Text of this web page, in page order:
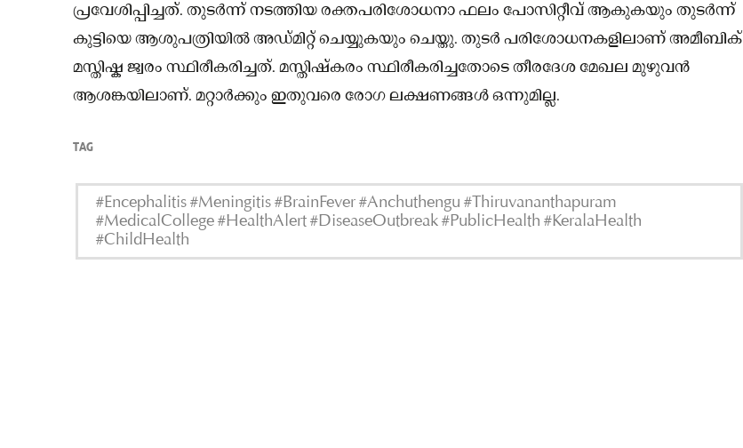
പ്രവേശിപ്പിച്ചത്. തുടർന്ന് നടത്തിയ രക്തപരിശോധനാ ഫലം പോസിറ്റീവ് ആകുകയും തുടർന്ന്
കുട്ടിയെ ആശുപത്രിയിൽ അഡ്മിറ്റ് ചെയ്യുകയും ചെയ്തു. തുടർ പരിശോധനകളിലാണ് അമീബിക്
മസ്തിഷ്ക ജ്വരം സ്ഥിരീകരിച്ചത്. മസ്തിഷ്‌കരം സ്ഥിരീകരിച്ചതോടെ തീരദേശ മേഖല മുഴുവൻ
ആശങ്കയിലാണ്. മറ്റാർക്കും ഇതുവരെ രോഗ ലക്ഷണങ്ങൾ ഒന്നുമില്ല.
TAG
#Encephalitis #Meningitis #BrainFever #Anchuthengu #Thiruvananthapuram
#MedicalCollege #HealthAlert #DiseaseOutbreak #PublicHealth #KeralaHealth
#ChildHealth